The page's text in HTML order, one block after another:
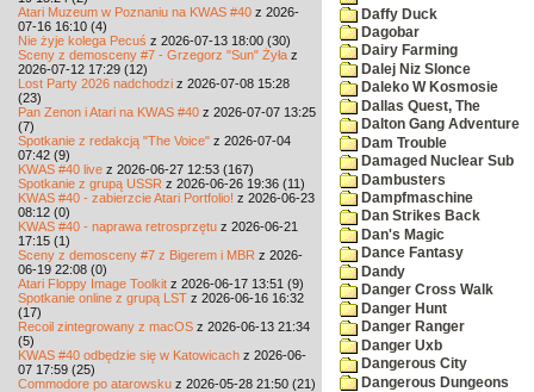
Atari Muzeum w Poznaniu na KWAS #40 z 2026-
07-16 16:10 (4)
Nie żyje kolega Pecuś z 2026-07-13 18:00 (30)
Sceny z demosceny #7 - Grzegorz "Sun" Żyła z
2026-07-12 17:29 (12)
Lost Party 2026 nadchodzi z 2026-07-08 15:28
(23)
Pan Zenon i Atari na KWAS #40 z 2026-07-07 13:25
(7)
Spotkanie z redakcją "The Voice" z 2026-07-04
07:42 (9)
KWAS #40 live z 2026-06-27 12:53 (167)
Spotkanie z grupą USSR z 2026-06-26 19:36 (11)
KWAS #40 - zabierzcie Atari Portfolio! z 2026-06-23
08:12 (0)
KWAS #40 - naprawa retrosprzętu z 2026-06-21
17:15 (1)
Sceny z demosceny #7 z Bigerem i MBR z 2026-
06-19 22:08 (0)
Atari Floppy Image Toolkit z 2026-06-17 13:51 (9)
Spotkanie online z grupą LST z 2026-06-16 16:32
(17)
Recoil zintegrowany z macOS z 2026-06-13 21:34
(5)
KWAS #40 odbędzie się w Katowicach z 2026-06-
07 17:59 (25)
Commodore po atarowsku z 2026-05-28 21:50 (21)
Daffy Duck
Dagobar
Dairy Farming
Dalej Niz Slonce
Daleko W Kosmosie
Dallas Quest, The
Dalton Gang Adventure
Dam Trouble
Damaged Nuclear Sub
Dambusters
Dampfmaschine
Dan Strikes Back
Dan's Magic
Dance Fantasy
Dandy
Danger Cross Walk
Danger Hunt
Danger Ranger
Danger Uxb
Dangerous City
Dangerous Dungeons